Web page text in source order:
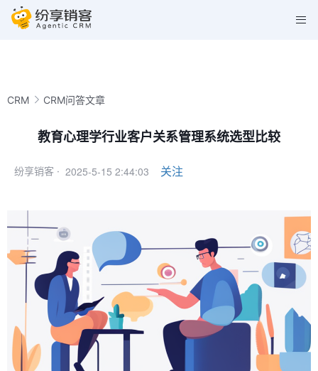
CRM CRM问答文章
教育心理学行业客户关系管理系统选型比较
纷享销客 · 2025-5-15 2:44:03 关注